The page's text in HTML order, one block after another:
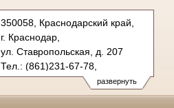
развернуть
350058, Краснодарский край,
г. Краснодар,
ул. Ставропольская, д. 207
Тел.: (861)231-67-78,
факс (861) 234-06-92
krasnodar-sovetsky.krd@sudrf.ru